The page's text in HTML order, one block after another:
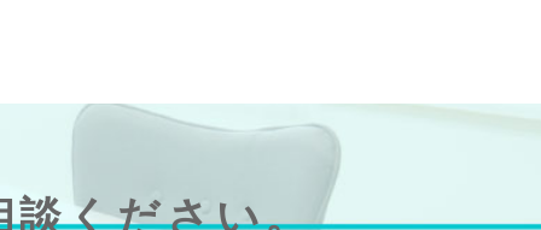
談ください。